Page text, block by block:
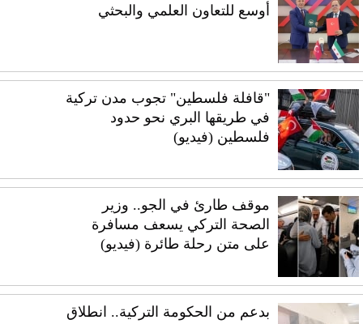
أوسع للتعاون العلمي والبحثي
"قافلة فلسطين" تجوب مدن تركية
في طريقها البري نحو حدود
فلسطين (فيديو)
موقف طارئ في الجو.. وزير
الصحة التركي يسعف مسافرة
على متن رحلة طائرة (فيديو)
بدعم من الحكومة التركية.. انطلاق